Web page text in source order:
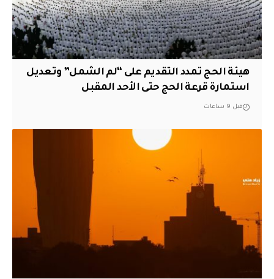
هيئة الحج تمدد التقديم على “لم الشمل” وتعديل
استمارة قرعة الحج حتى الأحد المقبل
قبل 9 ساعات